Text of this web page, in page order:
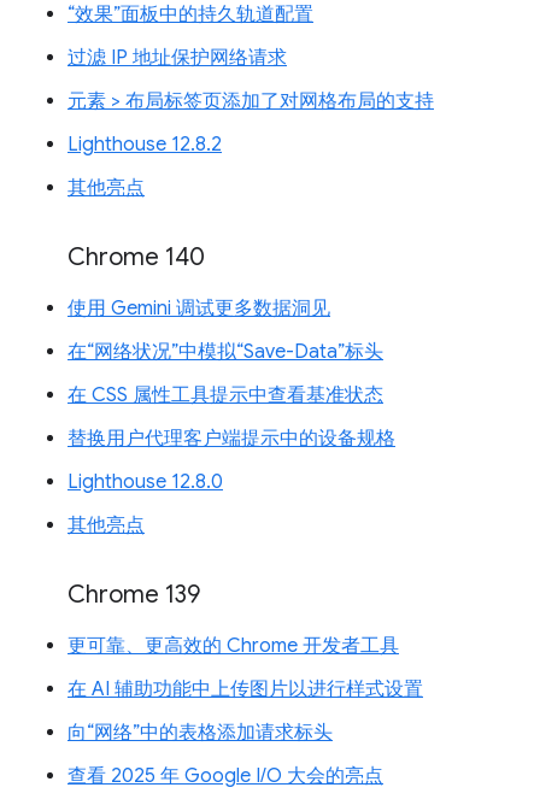
“效果”面板中的持久轨道配置
过滤 IP 地址保护网络请求
元素 > 布局标签页添加了对网格布局的支持
Lighthouse 12.8.2
其他亮点
Chrome 140
使用 Gemini 调试更多数据洞见
在“网络状况”中模拟“Save-Data”标头
在 CSS 属性工具提示中查看基准状态
替换用户代理客户端提示中的设备规格
Lighthouse 12.8.0
其他亮点
Chrome 139
更可靠、更高效的 Chrome 开发者工具
在 AI 辅助功能中上传图片以进行样式设置
向“网络”中的表格添加请求标头
查看 2025 年 Google I/O 大会的亮点